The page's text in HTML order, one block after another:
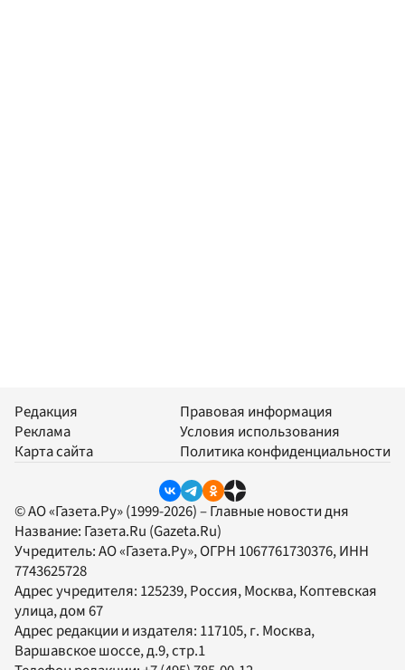
Редакция
Реклама
Карта сайта
Правовая информация
Условия использования
Политика конфиденциальности
© АО «Газета.Ру» (1999-2026) – Главные новости дня
Название: Газета.Ru (Gazeta.Ru)
Учредитель:АО «Газета.Ру», ОГРН 1067761730376, ИНН
7743625728
Адрес учредителя: 125239, Россия, Москва, Коптевская
улица, дом 67
Адрес редакции и издателя: 117105, г. Москва,
Варшавское шоссе, д.9, стр.1